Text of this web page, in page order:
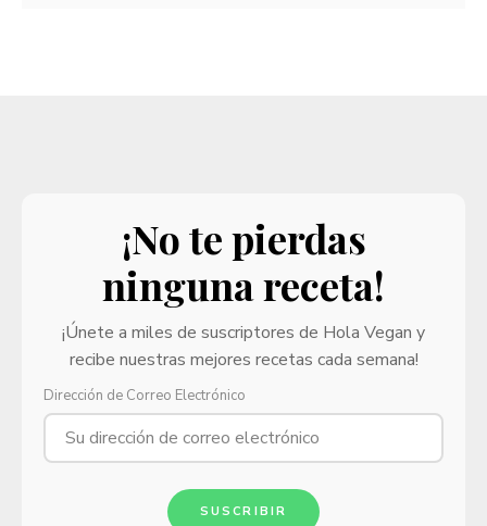
¡No te pierdas
ninguna receta!
¡Únete a miles de suscriptores de Hola Vegan y
recibe nuestras mejores recetas cada semana!
Dirección de Correo Electrónico
SUSCRIBIR